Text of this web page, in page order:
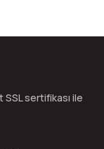
SSL sertifikası ile